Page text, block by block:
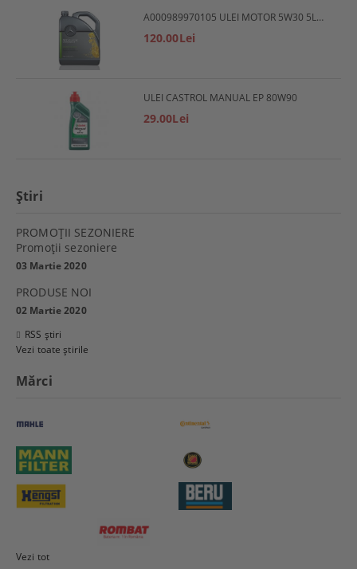
A000989970105 ULEI MOTOR 5W30 5L MERCEDES
120.00Lei
ULEI CASTROL MANUAL EP 80W90
29.00Lei
Ştiri
PROMOŢII SEZONIERE
Promoţii sezoniere
03 Martie 2020
PRODUSE NOI
02 Martie 2020
RSS știri
Vezi toate știrile
Mărci
Vezi tot